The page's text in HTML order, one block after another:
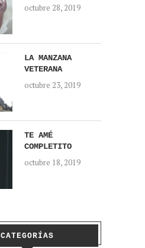
octubre 28, 2019
LA MANZANA
VETERANA
octubre 23, 2019
TE AMÉ
COMPLETITO
octubre 18, 2019
CATEGORÍAS